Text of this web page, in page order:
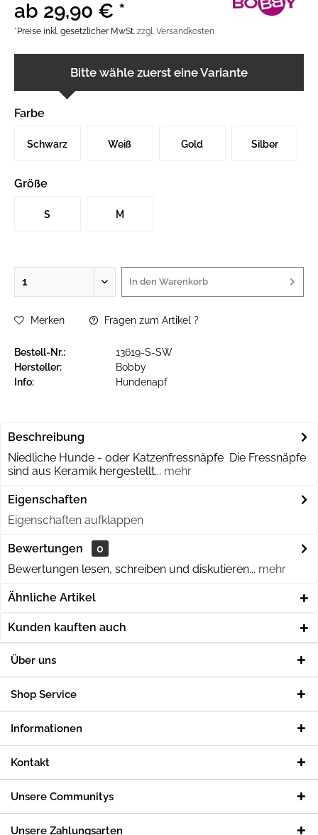
ab 29,90 € *
*Preise inkl. gesetzlicher MwSt. zzgl. Versandkosten
Bitte wähle zuerst eine Variante
Farbe
Schwarz Weiß Gold Silber
Größe
S M
In den Warenkorb
Merken Fragen zum Artikel ?
Bestell-Nr.:
13619-S-SW
Hersteller:
Bobby
Info:
Hundenapf
Beschreibung
Niedliche Hunde - oder Katzenfressnäpfe Die Fressnäpfe
sind aus Keramik hergestellt... mehr
Eigenschaften
Eigenschaften aufklappen
Bewertungen
0
Bewertungen lesen, schreiben und diskutieren... mehr
Ähnliche Artikel
Kunden kauften auch
Über uns
Shop Service
Informationen
Kontakt
Unsere Communitys
Unsere Zahlungsarten